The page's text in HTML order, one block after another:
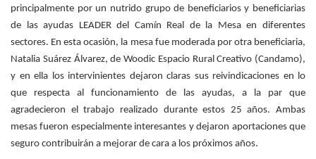
principalmente por un nutrido grupo de beneficiarios y beneficiarias
de las ayudas LEADER del Camín Real de la Mesa en diferentes
sectores. En esta ocasión, la mesa fue moderada por otra beneficiaria,
Natalia Suárez Álvarez, de Woodic Espacio Rural Creativo (Candamo),
y en ella los intervinientes dejaron claras sus reivindicaciones en lo
que respecta al funcionamiento de las ayudas, a la par que
agradecieron el trabajo realizado durante estos 25 años. Ambas
mesas fueron especialmente interesantes y dejaron aportaciones que
seguro contribuirán a mejorar de cara a los próximos años.